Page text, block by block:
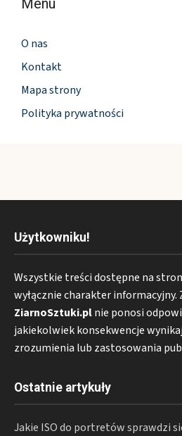
Menu
O nas
Kontakt
Mapa strony
Polityka prywatności
Użytkowniku!
Wszystkie treści dostępne na
wyłącznie charakter informacyjny.
ZiarnoSztuki.plnie ponosi
jakiekolwiek konsekwencje
zrozumienia lub zastosowania
Ostatnie artykuły
Jakie ISO do portretów sprawdzi